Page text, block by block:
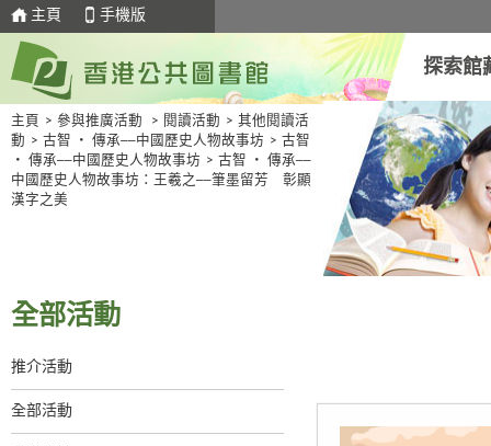
主頁 手機版
探索館
主頁 > 參與推廣活動 > 閱讀活動 > 其他閱讀活
動 > 古智 ‧ 傳承──中國歷史人物故事坊 > 古智
‧ 傳承──中國歷史人物故事坊 > 古智 ‧ 傳承──
中國歷史人物故事坊：王羲之──筆墨留芳 彰顯
漢字之美
全部活動
推介活動
全部活動